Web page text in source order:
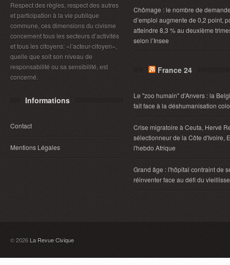
Respect des règles, respect des autres
et participation à la vie publique
commune, ces dimensions du civisme
concernent tous les secteurs d’activités
et tous les citoyens: «l’acteur-citoyen»,
quelle que soit son niveau de
responsabilité ou sa sensibilité, est
concerné.
Informations
Contact
Mentions Légales
Chômage : le nombre de
d’emploi augmente de 0,2 point,
atteindre 8,3 % au deuxième
selon l’Insee
France 24
Le "zoo humain" d'Anvers : la
fait face à la déshumanisation
Crise migratoire à Ceuta, Hervé
sélectionneur de la Côte d'Ivoire,
l'hebdo Afrique
Grand âge : l'hôpital contraint de
réinventer face au défi du
© 2026 La Revue Civique